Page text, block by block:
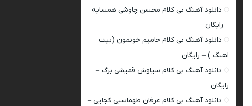
دانلود آهنگ بی کلام محسن چاوشی همسایه
– رایگان
دانلود آهنگ بی کلام حامیم خونمون (بیت
اهنگ ) – رایگان
دانلود آهنگ بی کلام سیاوش قمیشی برگ –
رایگان
دانلود آهنگ بی کلام عرفان طهماسبی کجایی –